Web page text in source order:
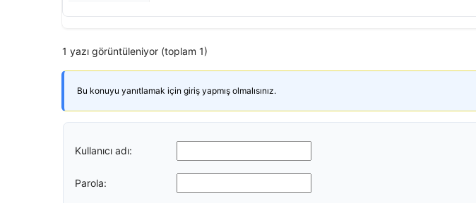
1 yazı görüntüleniyor (toplam 1)
Bu konuyu yanıtlamak için giriş yapmış olmalısınız.
Kullanıcı adı:
Parola: